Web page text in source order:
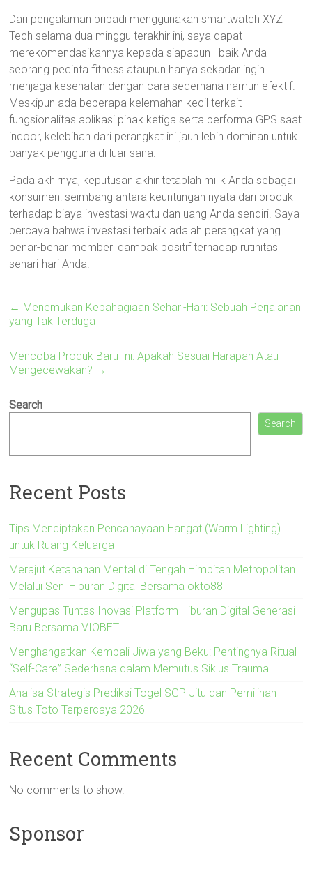
Dari pengalaman pribadi menggunakan smartwatch XYZ
Tech selama dua minggu terakhir ini, saya dapat
merekomendasikannya kepada siapapun—baik Anda
seorang pecinta fitness ataupun hanya sekadar ingin
menjaga kesehatan dengan cara sederhana namun efektif.
Meskipun ada beberapa kelemahan kecil terkait
fungsionalitas aplikasi pihak ketiga serta performa GPS saat
indoor, kelebihan dari perangkat ini jauh lebih dominan untuk
banyak pengguna di luar sana.
Pada akhirnya, keputusan akhir tetaplah milik Anda sebagai
konsumen: seimbang antara keuntungan nyata dari produk
terhadap biaya investasi waktu dan uang Anda sendiri. Saya
percaya bahwa investasi terbaik adalah perangkat yang
benar-benar memberi dampak positif terhadap rutinitas
sehari-hari Anda!
← Menemukan Kebahagiaan Sehari-Hari: Sebuah Perjalanan
yang Tak Terduga
Mencoba Produk Baru Ini: Apakah Sesuai Harapan Atau
Mengecewakan? →
Search
Search
Recent Posts
Tips Menciptakan Pencahayaan Hangat (Warm Lighting)
untuk Ruang Keluarga
Merajut Ketahanan Mental di Tengah Himpitan Metropolitan
Melalui Seni Hiburan Digital Bersama okto88
Mengupas Tuntas Inovasi Platform Hiburan Digital Generasi
Baru Bersama VIOBET
Menghangatkan Kembali Jiwa yang Beku: Pentingnya Ritual
“Self-Care” Sederhana dalam Memutus Siklus Trauma
Analisa Strategis Prediksi Togel SGP Jitu dan Pemilihan
Situs Toto Terpercaya 2026
Recent Comments
No comments to show.
Sponsor